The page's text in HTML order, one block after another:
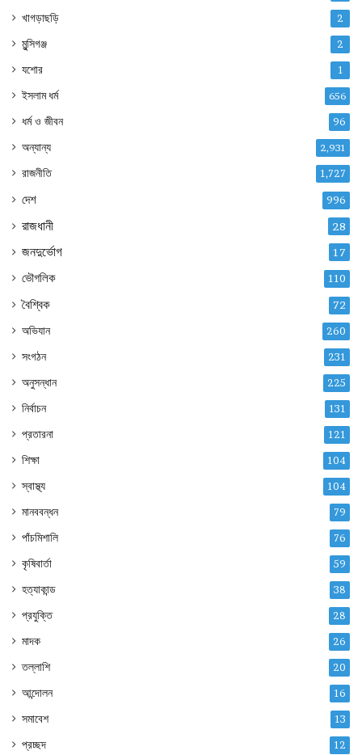
খাগড়াছড়ি 2
মুন্সিগঞ্জ 2
যশোর 1
ইসলাম ধর্ম 656
ধর্ম ও জীবন 96
অন্যান্য 2,931
রাজনীতি 1,727
দেশ 996
রাজধানী 28
জনদুর্ভোগ 17
ভৌগলিক 110
বৈশ্বিক 72
অভিযান 260
সংগঠন 231
অনুসন্ধান 225
নির্বাচন 131
প্রতারনা 121
শিক্ষা 104
স্বাস্থ্য 104
মানববন্ধন 79
পাঁচমিশালি 76
কৃষিবার্তা 59
হত্যাকান্ড 38
প্রযুক্তি 28
মাদক 26
তল্লাশি 20
আন্দোলন 16
সমাবেশ 13
প্রচ্ছদ 12